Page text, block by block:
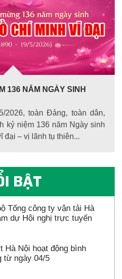
136 NĂM NGÀY SINH
2026, toàn Đảng, toàn dân,
kỷ niệm 136 năm Ngày sinh
đại – vị lãnh tụ thiên...
BẬT
Tổng công ty vận tải Hà
dự Hội nghị trực tuyến
Hà Nội hoạt động bình
từ ngày 04/5